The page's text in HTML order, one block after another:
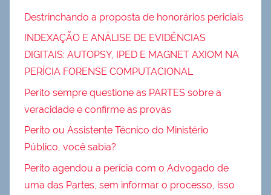
Destrinchando a proposta de honorários periciais
INDEXAÇÃO E ANÁLISE DE EVIDÊNCIAS
DIGITAIS: AUTOPSY, IPED E MAGNET AXIOM NA
PERÍCIA FORENSE COMPUTACIONAL
Perito sempre questione as PARTES sobre a
veracidade e confirme as provas
Perito ou Assistente Técnico do Ministério
Público, você sabia?
Perito agendou a perícia com o Advogado de
uma das Partes, sem informar o processo, isso